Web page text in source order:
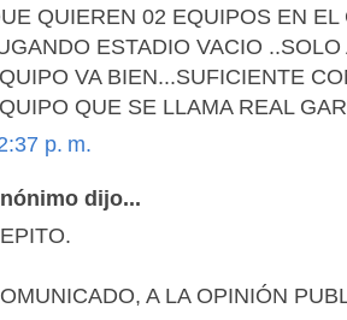
QUIEREN 02 EQUIPOS EN EL
ESTADIO VACIO
VA BIEN...SUFICIENTE
QUE SE LLAMA REAL
p. m.
dijo...
A LA OPINIÓN